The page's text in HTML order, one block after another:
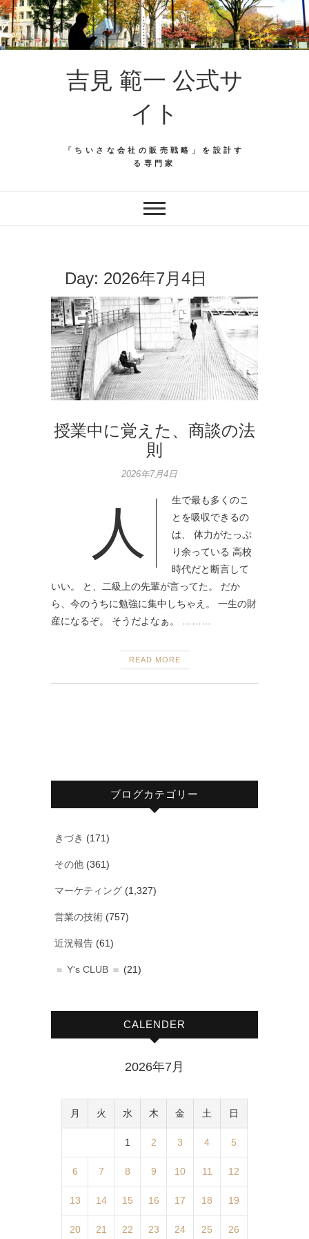
吉見 範一 公式サ
イト
「ちいさな会社の販売戦略」を設計す
る専門家
Day: 2026年7月4日
授業中に覚えた、商談の法
則
2026年7月4日
人
生で最も多くのこ
とを吸収できるの
は、 体力がたっぷ
り余っている 高校
時代だと断言して
いい。 と、二級上の先輩が言ってた。 だか
ら、今のうちに勉強に集中しちゃえ。 一生の財
産になるぞ。 そうだよなぁ。 ………
READ MORE
ブログカテゴリー
きづき (171)
その他 (361)
マーケティング (1,327)
営業の技術 (757)
近況報告 (61)
＝ Y‘s CLUB ＝ (21)
CALENDER
2026年7月
月 火 水 木 金 土 日
1 2 3 4 5
6 7 8 9 10 11 12
13 14 15 16 17 18 19
20 21 22 23 24 25 26